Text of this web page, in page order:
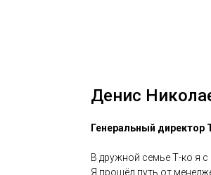
Денис
Генеральный
В дружной семье Т-ко я
Я прошёл путь от